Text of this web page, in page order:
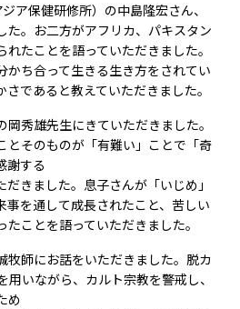
ア保健研修所）の中島隆宏さん、
た。お二方がアフリカ、パキスタン
たことを語っていただきました。
かち合って生きる生き方をされてい
であると教えていただきました。
秀雄先生にきていただきました。
とそのものが「有難い」ことで「奇
謝する
きました。息子さんが「いじめ」
事を通して成長されたこと、苦しい
ことを語っていただきました。
師にお話をいただきました。脱カ
いながら、カルト宗教を警戒し、
め